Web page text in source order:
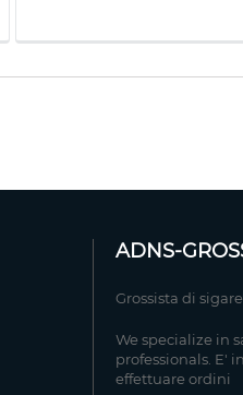
ADNS-
Grossista di
We specialize in
professionals. E'
effettuare ordini